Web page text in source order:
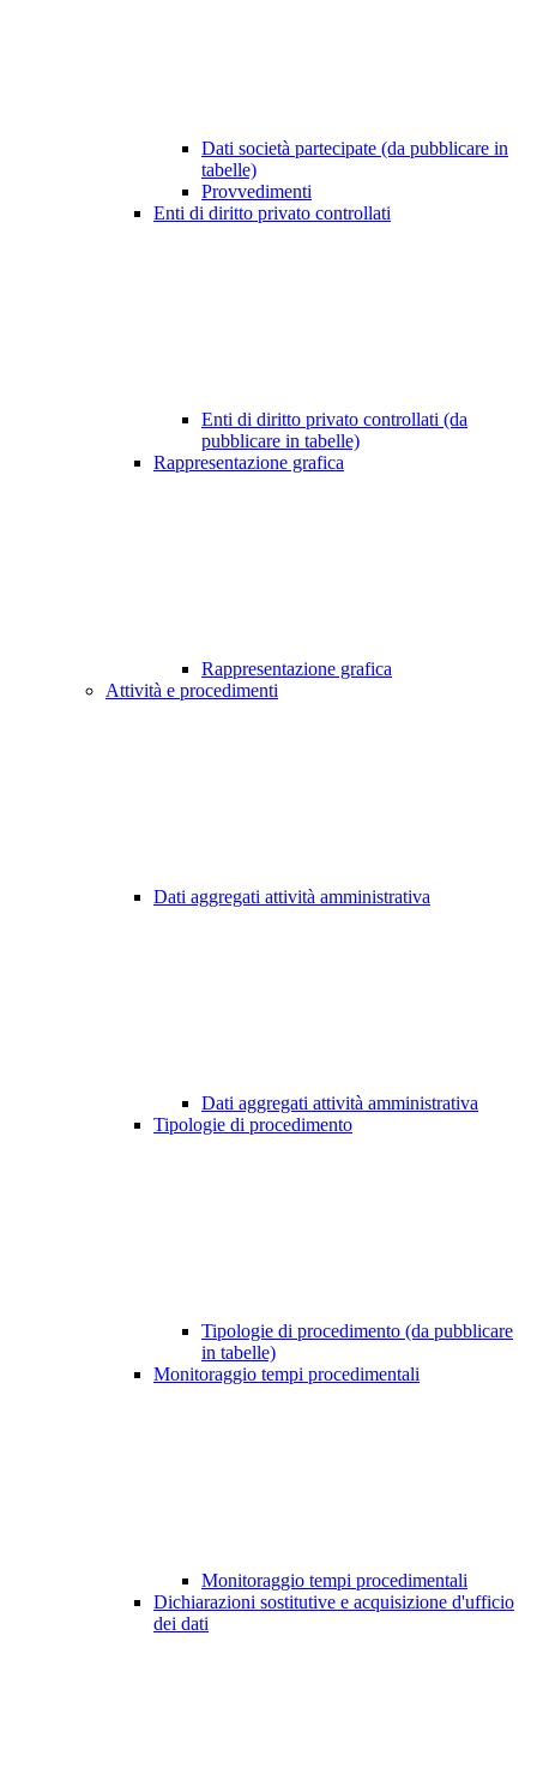
Dati società partecipate (da pubblicare in
tabelle)
Provvedimenti
Enti di diritto privato controllati
Enti di diritto privato controllati (da
pubblicare in tabelle)
Rappresentazione grafica
Rappresentazione grafica
Attività e procedimenti
Dati aggregati attività amministrativa
Dati aggregati attività amministrativa
Tipologie di procedimento
Tipologie di procedimento (da pubblicare
in tabelle)
Monitoraggio tempi procedimentali
Monitoraggio tempi procedimentali
Dichiarazioni sostitutive e acquisizione d'ufficio
dei dati